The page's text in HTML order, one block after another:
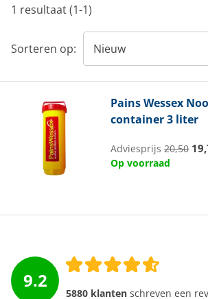
1 resultaat (1-1)
Sorteren op:
Pains Wessex
container 3 liter
Adviesprijs20,50
Op voorraad
9.2
5880 klanten schreven een